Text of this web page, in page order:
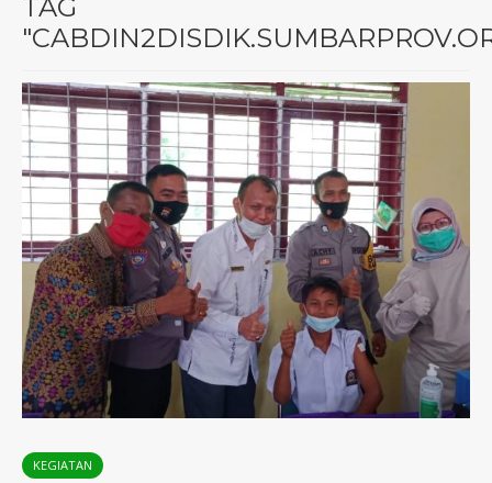
TAG
KEGIATAN